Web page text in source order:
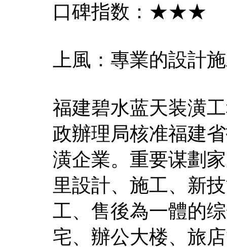
口碑指数：★★★
上風：專業的設計
福建碧水蓝天装潢
政辦理局核准福建
潢企業。重要谋劃
里設計、施工、新
工、售後為一體的
宅、辦公大楼、旅